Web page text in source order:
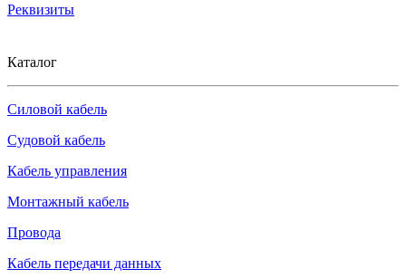
Реквизиты
Каталог
Силовой кабель
Судовой кабель
Кабель управления
Монтажный кабель
Провода
Кабель передачи данных